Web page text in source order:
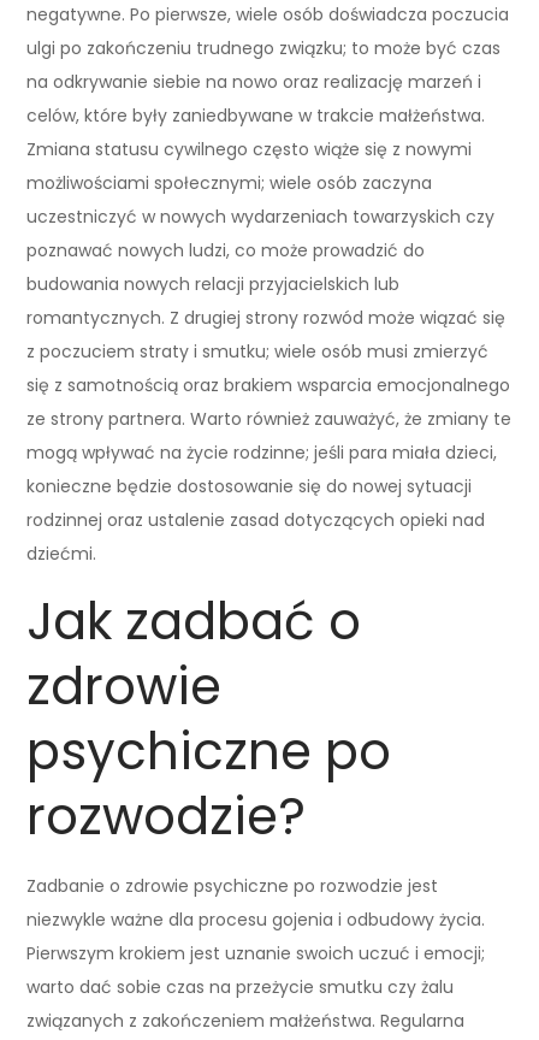
negatywne. Po pierwsze, wiele osób doświadcza poczucia
ulgi po zakończeniu trudnego związku; to może być czas
na odkrywanie siebie na nowo oraz realizację marzeń i
celów, które były zaniedbywane w trakcie małżeństwa.
Zmiana statusu cywilnego często wiąże się z nowymi
możliwościami społecznymi; wiele osób zaczyna
uczestniczyć w nowych wydarzeniach towarzyskich czy
poznawać nowych ludzi, co może prowadzić do
budowania nowych relacji przyjacielskich lub
romantycznych. Z drugiej strony rozwód może wiązać się
z poczuciem straty i smutku; wiele osób musi zmierzyć
się z samotnością oraz brakiem wsparcia emocjonalnego
ze strony partnera. Warto również zauważyć, że zmiany te
mogą wpływać na życie rodzinne; jeśli para miała dzieci,
konieczne będzie dostosowanie się do nowej sytuacji
rodzinnej oraz ustalenie zasad dotyczących opieki nad
dziećmi.
Jak zadbać o
zdrowie
psychiczne po
rozwodzie?
Zadbanie o zdrowie psychiczne po rozwodzie jest
niezwykle ważne dla procesu gojenia i odbudowy życia.
Pierwszym krokiem jest uznanie swoich uczuć i emocji;
warto dać sobie czas na przeżycie smutku czy żalu
związanych z zakończeniem małżeństwa. Regularna